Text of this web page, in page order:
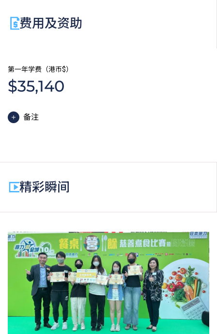
费用及资助
第一年学费（港币$）
$35,140
备注
除学费外，学生须缴交其他费用如保证金及学生会年
费。
学费水平会每年检讨。课程第二年学费水平会因应通胀
及有关因素作调整。
以上资料只适用于本地学生。
精彩瞬间